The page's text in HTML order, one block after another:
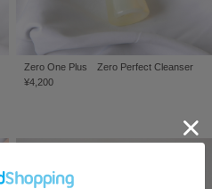
Zero One Plus Zero Perfect Cleanser
¥4,200